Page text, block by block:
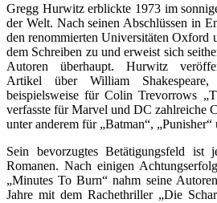
Gregg Hurwitz erblickte 1973 im
der Welt. Nach seinen Abschlüssen in
den renommierten Universitäten Oxford
dem Schreiben zu und erweist sich
Autoren überhaupt. Hurwitz
Artikel über William Shakespeare,
beispielsweise für Colin Trevorrows
verfasste für Marvel und DC zahlreiche
unter anderem für „Batman“,
Sein bevorzugtes Betätigungsfeld ist
Romanen. Nach einigen
„Minutes To Burn“ nahm seine
Jahre mit dem Rachethriller „Die